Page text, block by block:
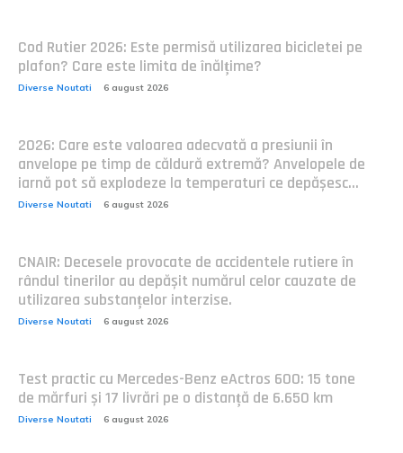
Cod Rutier 2026: Este permisă utilizarea bicicletei pe
plafon? Care este limita de înălțime?
Diverse Noutati 6 august 2026
2026: Care este valoarea adecvată a presiunii în
anvelope pe timp de căldură extremă? Anvelopele de
iarnă pot să explodeze la temperaturi ce depășesc...
Diverse Noutati 6 august 2026
CNAIR: Decesele provocate de accidentele rutiere în
rândul tinerilor au depășit numărul celor cauzate de
utilizarea substanțelor interzise.
Diverse Noutati 6 august 2026
Test practic cu Mercedes-Benz eActros 600: 15 tone
de mărfuri și 17 livrări pe o distanță de 6.650 km
Diverse Noutati 6 august 2026